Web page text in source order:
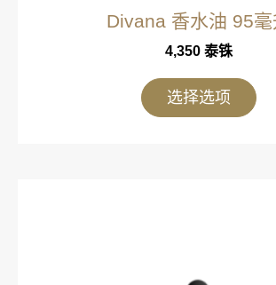
Divana 香水油 95毫
4,350 泰铢
选择选项